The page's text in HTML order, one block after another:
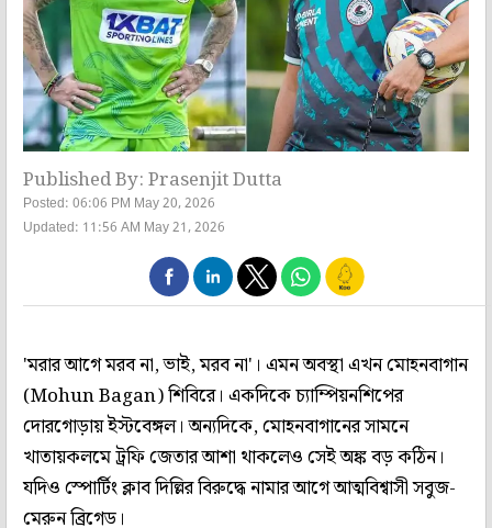
Published By: Prasenjit Dutta
Posted: 06:06 PM May 20, 2026
Updated: 11:56 AM May 21, 2026
'মরার আগে মরব না, ভাই, মরব না'। এমন অবস্থা এখন মোহনবাগান
(Mohun Bagan) শিবিরে। একদিকে চ্যাম্পিয়নশিপের
দোরগোড়ায় ইস্টবেঙ্গল। অন্যদিকে, মোহনবাগানের সামনে
খাতায়কলমে ট্রফি জেতার আশা থাকলেও সেই অঙ্ক বড় কঠিন।
যদিও স্পোর্টিং ক্লাব দিল্লির বিরুদ্ধে নামার আগে আত্মবিশ্বাসী সবুজ-
মেরুন ব্রিগেড।